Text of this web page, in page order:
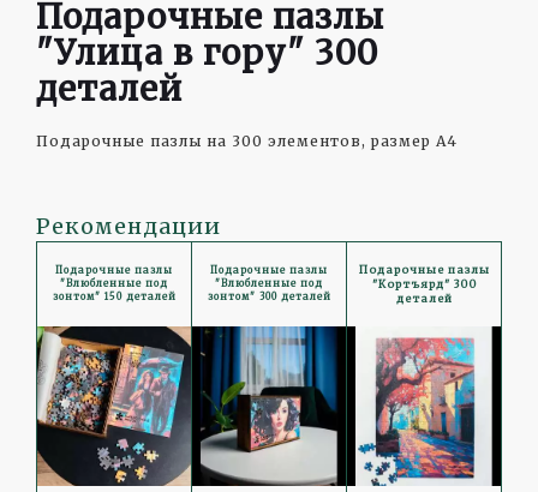
Подарочные пазлы
"Улица в гору" 300
деталей
Подарочные пазлы на 300 элементов, размер А4
Рекомендации
Подарочные пазлы
"Влюбленные под
зонтом" 150 деталей
Подарочные пазлы
"Влюбленные под
зонтом" 300 деталей
Подарочные пазлы
"Кортъярд" 300
деталей